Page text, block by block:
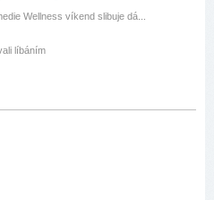
Wellness víkend slibuje dá...
líbáním